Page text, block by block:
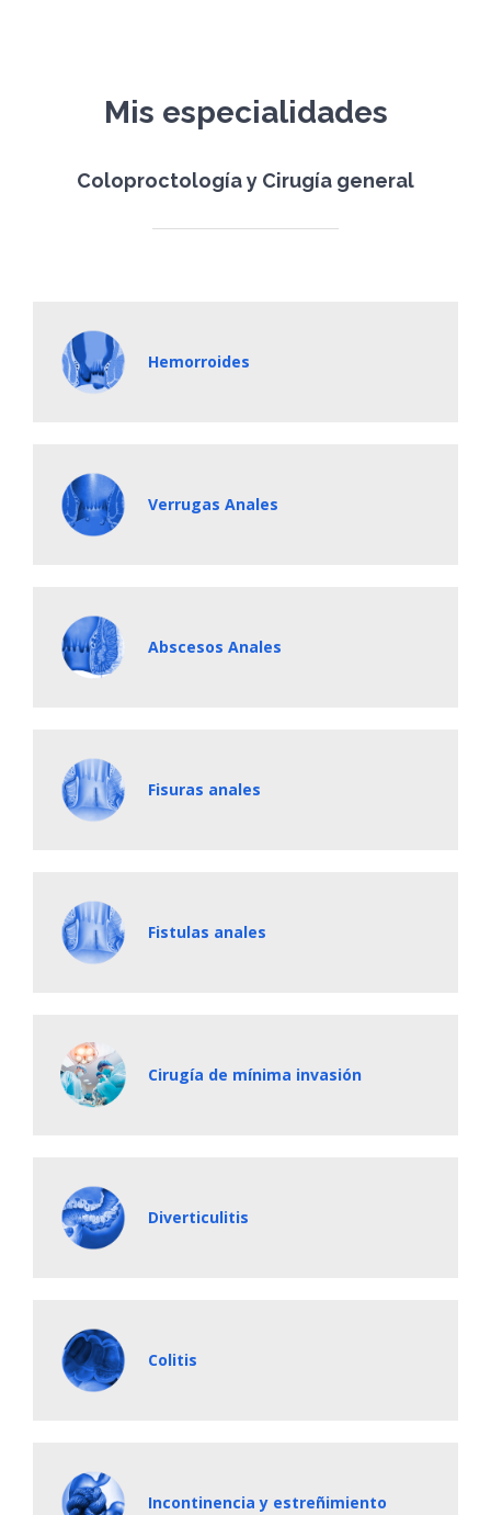
Mis especialidades
Coloproctología y Cirugía general
Hemorroides
Verrugas Anales
Abscesos Anales
Fisuras anales
Fistulas anales
Cirugía de mínima invasión
Diverticulitis
Colitis
Incontinencia y estreñimiento